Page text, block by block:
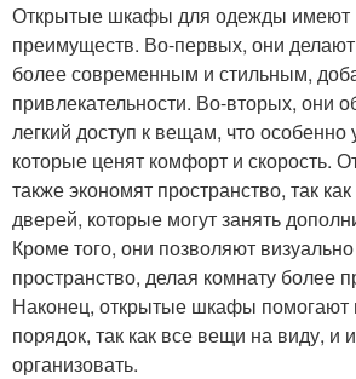
Открытые шкафы для одежды имеют
преимуществ. Во-первых, они
более современным и стильным,
привлекательности. Во-вторых, они
легкий доступ к вещам, что
которые ценят комфорт и скорость.
также экономят пространство, так
дверей, которые могут занять
Кроме того, они позволяют
пространство, делая комнату более
Наконец, открытые шкафы помогают
порядок, так как все вещи на виду, и
организовать.